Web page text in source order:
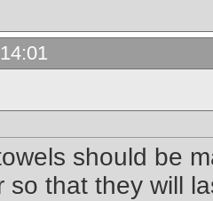
should be
so that they will